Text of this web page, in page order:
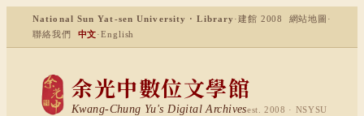
National Sun Yat-sen University · Library ·建館 2008 網站地圖 ·
聯絡我們
中文·English
余光中數位文學館
Kwang-Chung Yu's Digital Archivesest. 2008 · NSYSU